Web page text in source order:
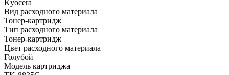
Kyocera
Вид расходного материала
Тонер-картридж
Тип расходного материала
Тонер-картридж
Цвет расходного материала
Голубой
Модель картриджа